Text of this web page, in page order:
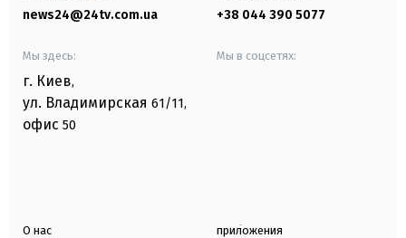
news24@24tv.com.ua +38 044 390 5077
Мы здесь:
г. Киев,
ул. Владимирская 61/11,
офис 50
Мы в соцсетях:
О нас приложения